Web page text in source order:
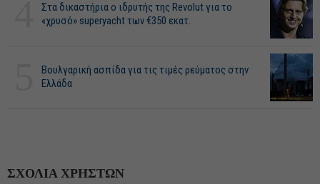
Στα δικαστήρια ο ιδρυτής της Revolut για το
«χρυσό» superyacht των €350 εκατ.
Βουλγαρική ασπίδα για τις τιμές ρεύματος στην
Ελλάδα
ΣΧΟΛΙΑ ΧΡΗΣΤΩΝ